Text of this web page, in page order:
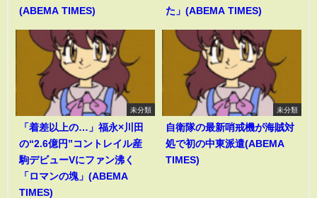
(ABEMA TIMES)
た」(ABEMA TIMES)
未分類
「着差以上の…」福永×川田
の“2.6億円”コントレイル産
駒デビューVにファン沸く
「ロマンの塊」(ABEMA
TIMES)
未分類
自衛隊の最新哨戒機が海賊対
処で初の中東派遣(ABEMA
TIMES)